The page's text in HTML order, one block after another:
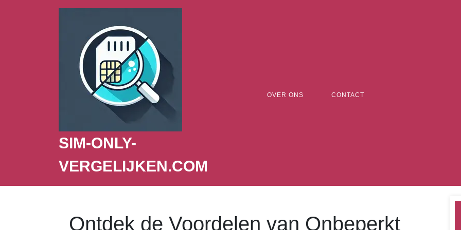
SIM-ONLY-
VERGELIJKEN.COM
OVER ONS CONTACT
Ontdek de Voordelen van Onbeperkt